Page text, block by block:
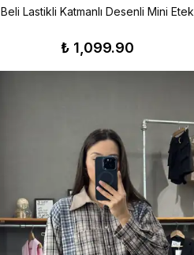
Beli Lastikli Katmanlı Desenli Mini Etek
₺ 1,099.90